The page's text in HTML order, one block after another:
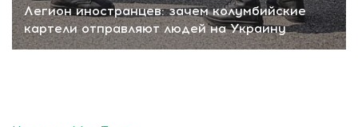
Легион иностранцев: зачем колумбийские
картели отправляют людей на Украину